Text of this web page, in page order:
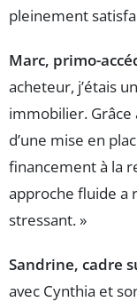
pleinement
Marc, primo-
acheteur, j’étais
immobilier. Grâce
d’une mise en
financement à la
approche fluide a
stressant. »
Sandrine, cadre
avec Cynthia et